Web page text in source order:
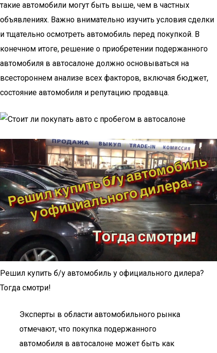
такие автомобили могут быть выше, чем в частных
объявлениях. Важно внимательно изучить условия сделки
и тщательно осмотреть автомобиль перед покупкой. В
конечном итоге, решение о приобретении подержанного
автомобиля в автосалоне должно основываться на
всестороннем анализе всех факторов, включая бюджет,
состояние автомобиля и репутацию продавца.
Решил купить б/у автомобиль у официального дилера?
Тогда смотри!
Эксперты в области автомобильного рынка
отмечают, что покупка подержанного
автомобиля в автосалоне может быть как